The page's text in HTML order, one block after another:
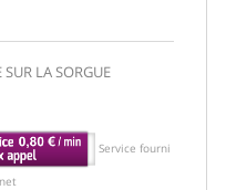
LA SORGUE
Service fourni